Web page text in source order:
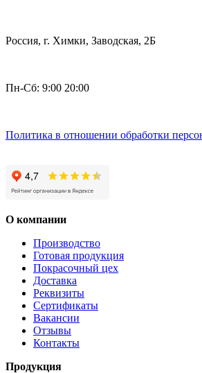
Россия, г. Химки, Заводская, 2Б
Пн-Сб: 9:00 20:00
Политика в отношении обработки
О компании
Производство
Готовая продукция
Покрасочный цех
Доставка
Реквизиты
Сертификаты
Вакансии
Отзывы
Контакты
Продукция